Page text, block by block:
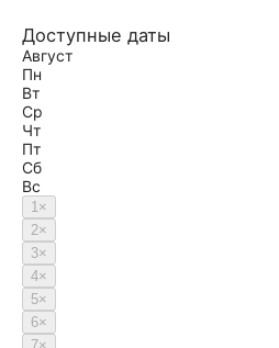
Доступные даты
Август
Пн
Вт
Ср
Чт
Пт
Сб
Вс
1×
2×
3×
4×
5×
6×